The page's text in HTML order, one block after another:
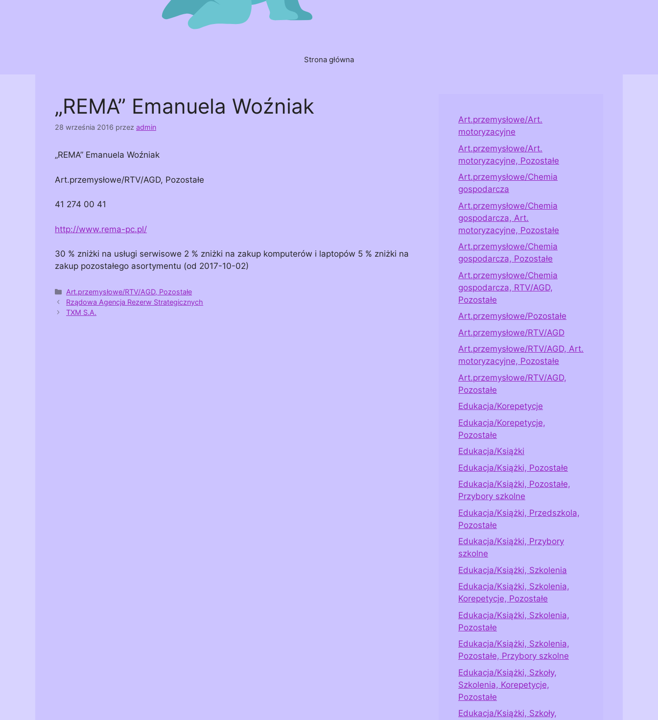
Strona główna
„REMA” Emanuela Woźniak
28 września 2016 przez admin
„REMA” Emanuela Woźniak
Art.przemysłowe/RTV/AGD, Pozostałe
41 274 00 41
http://www.rema-pc.pl/
30 % zniżki na usługi serwisowe 2 % zniżki na zakup komputerów i laptopów 5 % zniżki na
zakup pozostałego asortymentu (od 2017-10-02)
Kategorie
Art.przemysłowe/RTV/AGD, Pozostałe
Rządowa Agencja Rezerw Strategicznych
TXM S.A.
Art.przemysłowe/Art.
motoryzacyjne
Art.przemysłowe/Art.
motoryzacyjne, Pozostałe
Art.przemysłowe/Chemia
gospodarcza
Art.przemysłowe/Chemia
gospodarcza, Art.
motoryzacyjne, Pozostałe
Art.przemysłowe/Chemia
gospodarcza, Pozostałe
Art.przemysłowe/Chemia
gospodarcza, RTV/AGD,
Pozostałe
Art.przemysłowe/Pozostałe
Art.przemysłowe/RTV/AGD
Art.przemysłowe/RTV/AGD, Art.
motoryzacyjne, Pozostałe
Art.przemysłowe/RTV/AGD,
Pozostałe
Edukacja/Korepetycje
Edukacja/Korepetycje,
Pozostałe
Edukacja/Książki
Edukacja/Książki, Pozostałe
Edukacja/Książki, Pozostałe,
Przybory szkolne
Edukacja/Książki, Przedszkola,
Pozostałe
Edukacja/Książki, Przybory
szkolne
Edukacja/Książki, Szkolenia
Edukacja/Książki, Szkolenia,
Korepetycje, Pozostałe
Edukacja/Książki, Szkolenia,
Pozostałe
Edukacja/Książki, Szkolenia,
Pozostałe, Przybory szkolne
Edukacja/Książki, Szkoły,
Szkolenia, Korepetycje,
Pozostałe
Edukacja/Książki, Szkoły,